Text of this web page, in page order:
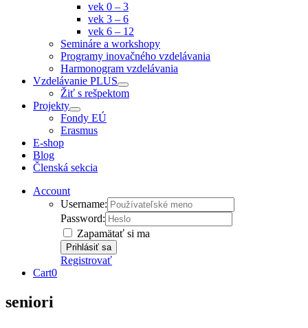
vek 0 – 3
vek 3 – 6
vek 6 – 12
Semináre a workshopy
Programy inovačného vzdelávania
Harmonogram vzdelávania
Vzdelávanie PLUS
Žiť s rešpektom
Projekty
Fondy EÚ
Erasmus
E-shop
Blog
Členská sekcia
Account
Username:
Password:
Zapamätať si ma
Registrovať
Cart0
seniori